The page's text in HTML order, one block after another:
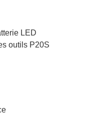
LED
outils P20S